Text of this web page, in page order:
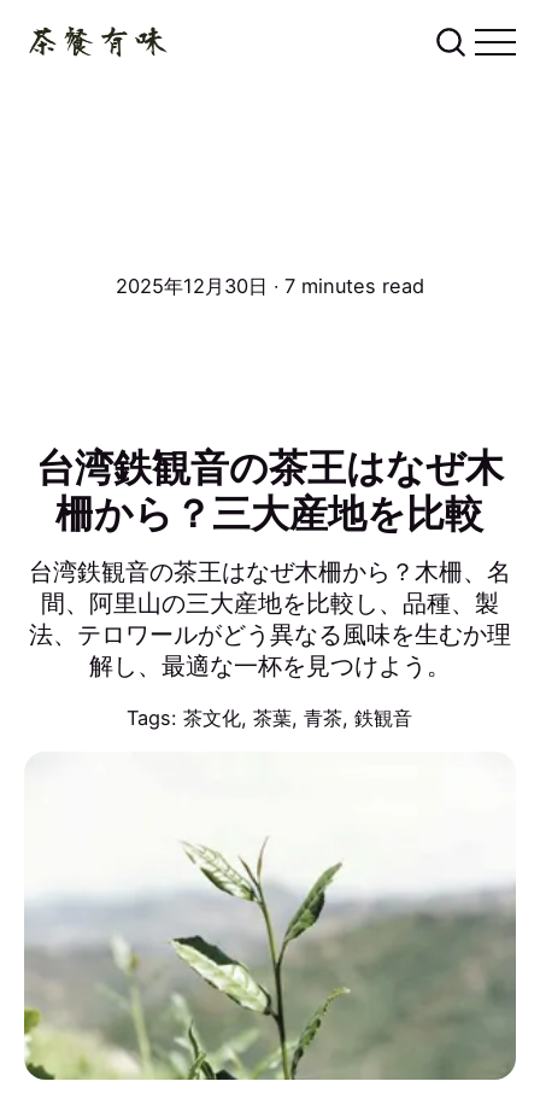
2025年12月30日 ∙ 7 minutes read
台湾鉄観音の茶王はなぜ木
柵から？三大産地を比較
台湾鉄観音の茶王はなぜ木柵から？木柵、名
間、阿里山の三大産地を比較し、品種、製
法、テロワールがどう異なる風味を生むか理
解し、最適な一杯を見つけよう。
Tags:茶文化,茶葉,青茶,鉄観音